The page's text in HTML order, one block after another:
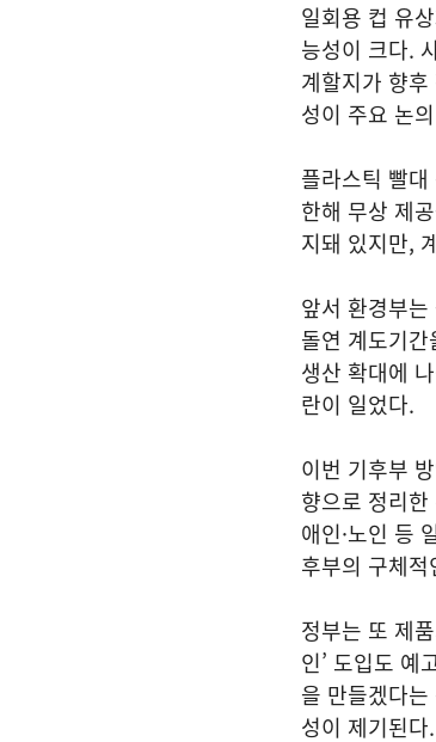
일회용 컵 유
능성이 크다.
계할지가 향
성이 주요 논
플라스틱 빨
한해 무상 제
지돼 있지만,
앞서 환경부
돌연 계도기
생산 확대에
란이 일었다.
이번 기후부
향으로 정리
애인·노인 등
후부의 구체
정부는 또 제
인’ 도입도 예
을 만들겠다
성이 제기된다.